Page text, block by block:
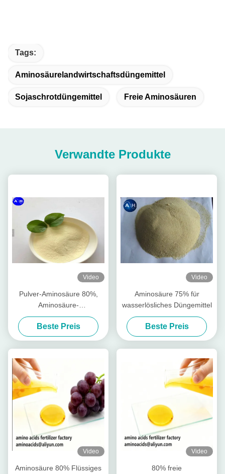
Tags:
Aminosäurelandwirtschaftsdüngemittel
Sojaschrotdüngemittel Freie Aminosäuren
Verwandte Produkte
Video
Pulver-Aminosäure 80%,
Aminosäure-
Landwirtschafts-Düngemittel
regen Wurzel-Wachstum an
Beste Preis
Video
Aminosäure 75% für
wasserlösliches Düngemittel
Beste Preis
Video
Aminosäure 80% Flüssiges
Video
80% freie